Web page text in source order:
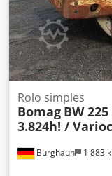
Burghaun 1 883
Rolo simples
Bomag BW
3.824h! /